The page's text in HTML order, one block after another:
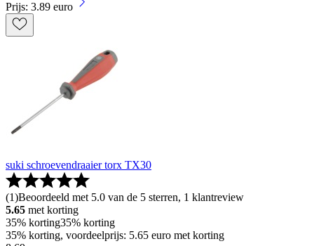
Prijs: 3.89 euro
suki schroevendraaier torx TX30
(1)Beoordeeld met 5.0 van de 5 sterren, 1 klantreview
5.65 met korting
35% korting35% korting
35% korting, voordeelprijs: 5.65 euro met korting